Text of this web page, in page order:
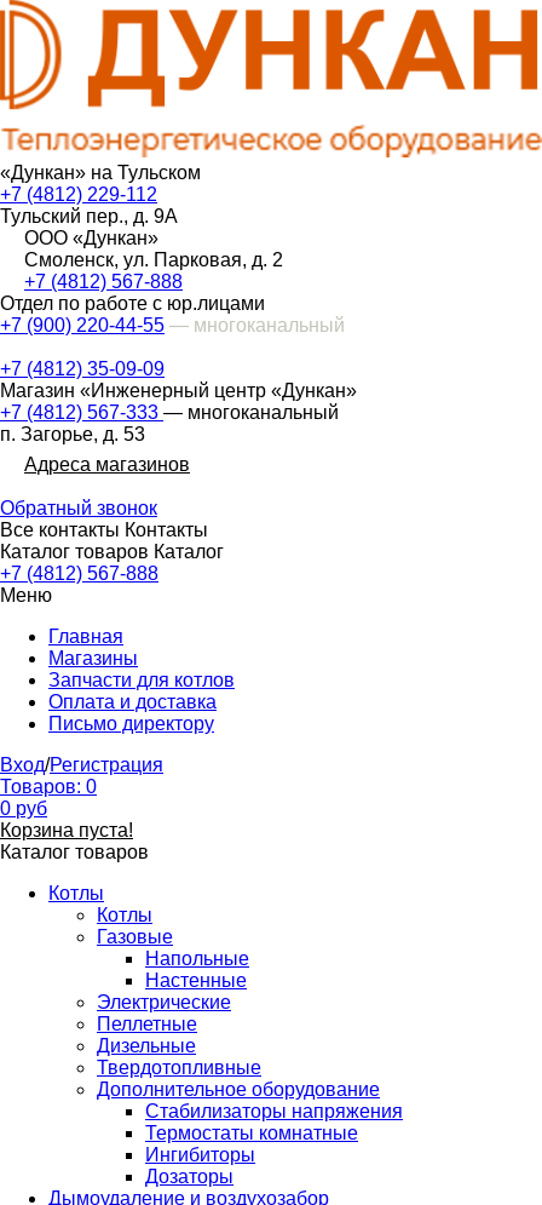
«Дункан» на Тульском
+7 (4812) 229-112
Тульский пер., д. 9А
ООО «Дункан»
Смоленск, ул. Парковая, д. 2
+7 (4812) 567-888
Отдел по работе с юр.лицами
+7 (900) 220-44-55 — многоканальный
+7 (4812) 35-09-09
Магазин «Инженерный центр «Дункан»
+7 (4812) 567-333 — многоканальный
п. Загорье, д. 53
Адреса магазинов
Обратный звонок
Все контакты Контакты
Каталог товаров Каталог
+7 (4812) 567-888
Меню
Главная
Магазины
Запчасти для котлов
Оплата и доставка
Письмо директору
Вход/Регистрация
Товаров: 0
0 руб
Корзина пуста!
Каталог товаров
Котлы
Котлы
Газовые
Напольные
Настенные
Электрические
Пеллетные
Дизельные
Твердотопливные
Дополнительное оборудование
Стабилизаторы напряжения
Термостаты комнатные
Ингибиторы
Дозаторы
Дымоудаление и воздухозабор